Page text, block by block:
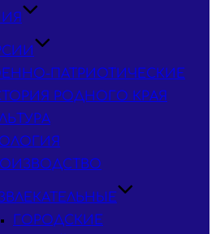
ПАТРИОТИЧЕСКИЕ
РОДНОГО КРАЯ
ГОРОДСКИЕ